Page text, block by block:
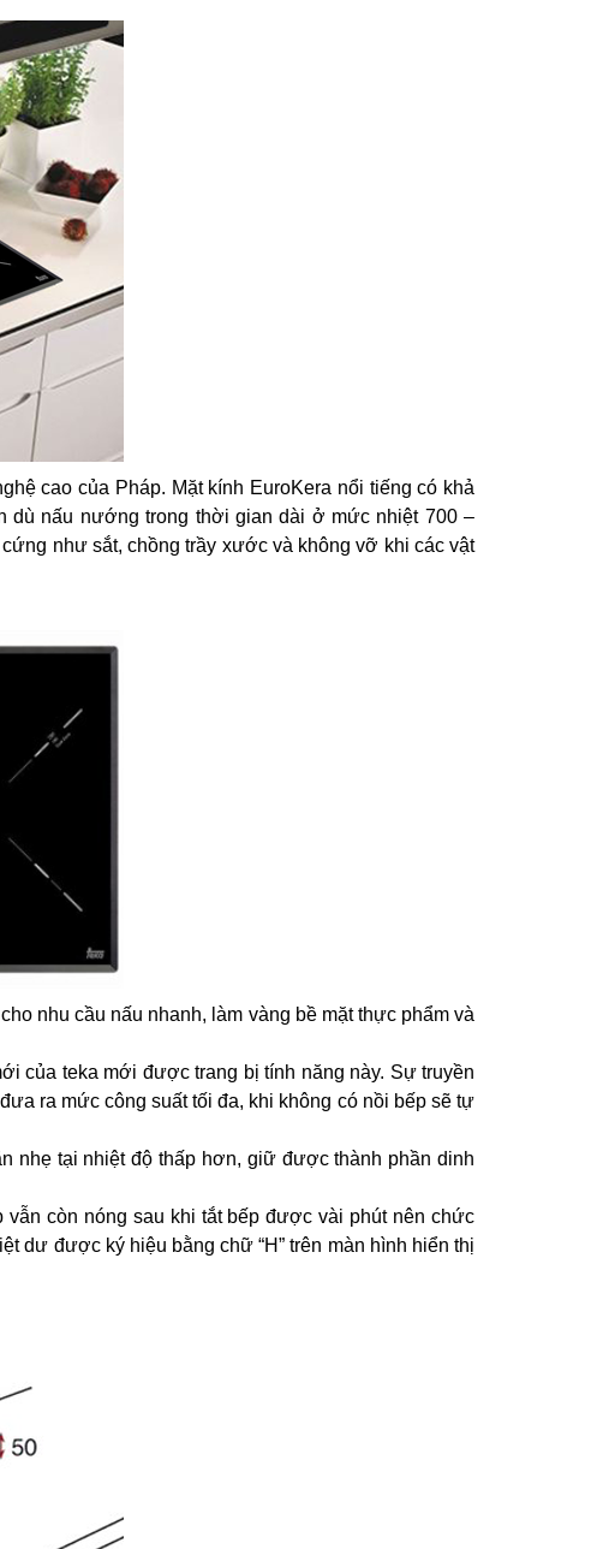
cao của Pháp. Mặt kính EuroKera nổi tiếng có khả
dù nấu nướng trong thời gian dài ở mức nhiệt 700 –
như sắt, chồng trầy xước và không vỡ khi các vật
nhu cầu nấu nhanh, làm vàng bề mặt thực phẩm và
của teka mới được trang bị tính năng này. Sự truyền
ra mức công suất tối đa, khi không có nồi bếp sẽ tự
nhẹ tại nhiệt độ thấp hơn, giữ được thành phần dinh
còn nóng sau khi tắt bếp được vài phút nên chức
dư được ký hiệu bằng chữ “H” trên màn hình hiển thị